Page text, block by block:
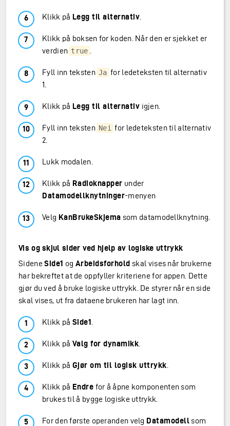
Klikk på Legg til alternativ
Klikk på boksen for koden. Når den er sjekket er
verdien true
Fyll inn teksten Ja for ledeteksten til alternativ
1.
Klikk på Legg til alternativ igjen.
Fyll inn teksten Nei for ledeteksten til alternativ
2.
Lukk modalen.
Klikk på Radioknapper under
Datamodellknytninger-menyen
Velg KanBrukeSkjema som datamodellknytning.
Vis og skjul sider ved hjelp av logiske uttrykk
SideneSide1 og Arbeidsforhold skal vises når brukerne
har bekreftet at de oppfyller kriteriene for appen. Dette
gjør du ved å bruke logiske uttrykk. De styrer når en side
skal vises, ut fra dataene brukeren har lagt inn.
Klikk på Side1
Klikk på Valg for dynamikk
Klikk på Gjør om til logisk uttrykk
Klikk på Endre for å åpne komponenten som
brukes til å bygge logiske uttrykk.
For den første operanden velg Datamodellsom